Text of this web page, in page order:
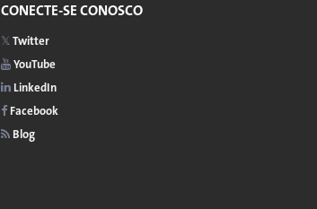
CONECTE-SE CONOSCO
Twitter
YouTube
LinkedIn
Facebook
Blog